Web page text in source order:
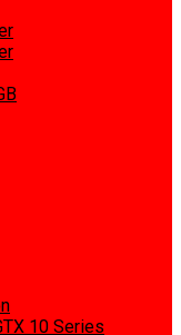
10 Series